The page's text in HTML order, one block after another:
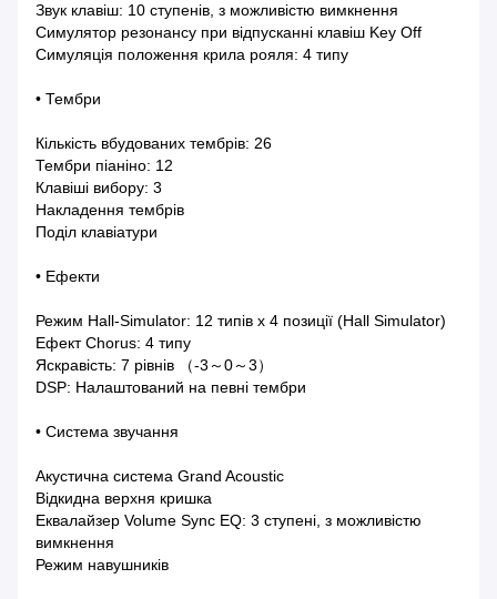
Звук клавіш: 10 ступенів, з можливістю вимкнення
Симулятор резонансу при відпусканні клавіш Key Off
Симуляція положення крила рояля: 4 типу
• Тембри
Кількість вбудованих тембрів: 26
Тембри піаніно: 12
Клавіші вибору: 3
Накладення тембрів
Поділ клавіатури
• Ефекти
Режим Hall-Simulator: 12 типів x 4 позиції (Hall Simulator)
Ефект Chorus: 4 типу
Яскравість: 7 рівнів （-3～0～3）
DSP: Налаштований на певні тембри
• Система звучання
Акустична система Grand Acoustic
Відкидна верхня кришка
Еквалайзер Volume Sync EQ: 3 ступені, з можливістю
вимкнення
Режим навушників